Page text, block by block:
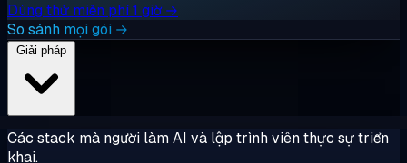
Dùng thử miễn phí 1 giờ →
So sánh mọi gói →
Các stack mà người làm AI và lập trình viên thực sự triển
khai.